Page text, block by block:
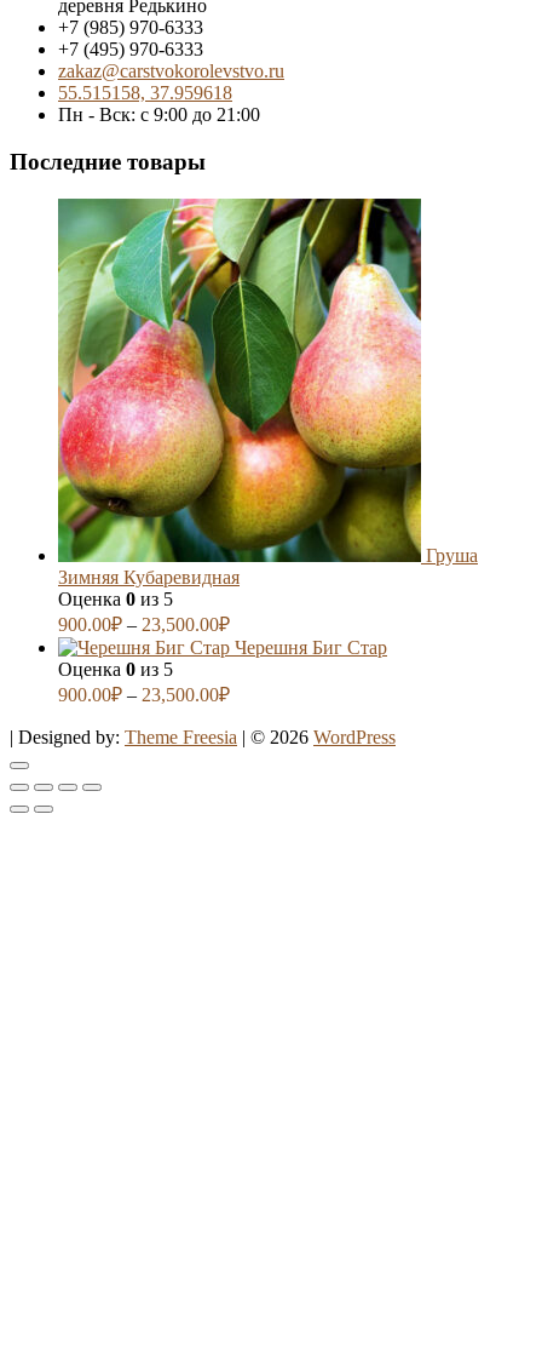
деревня Редькино
+7 (985) 970-6333
+7 (495) 970-6333
zakaz@carstvokorolevstvo.ru
55.515158, 37.959618
Пн - Вск: с 9:00 до 21:00
Последние товары
Груша
Зимняя Кубаревидная
Оценка 0 из 5
900.00₽ – 23,500.00₽
Черешня Биг Стар
Оценка 0 из 5
900.00₽ – 23,500.00₽
| Designed by: Theme Freesia | © 2026 WordPress
Go
to
top